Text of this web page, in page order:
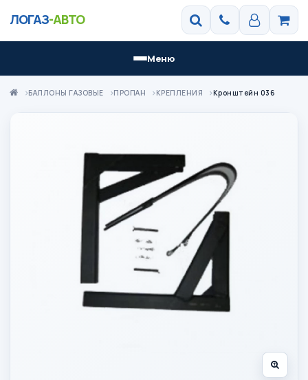
ЛОГАЗ-АВТО
Меню
БАЛЛОНЫ ГАЗОВЫЕ ПРОПАН КРЕПЛЕНИЯ Кронштейн 036